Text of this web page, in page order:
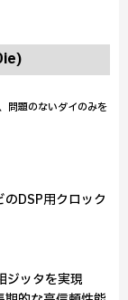
問題のないダイのみを
DSP用クロック
ジッタを実現